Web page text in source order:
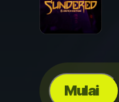
Mulai